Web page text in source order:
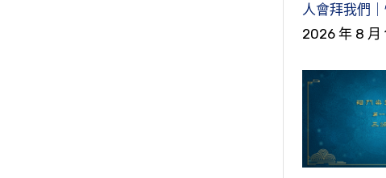
人會拜我們
2026 年 8 月